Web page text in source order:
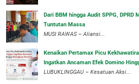
Dari BBM hingga Audit SPPG, DPRD
Tuntutan Massa
MUSI RAWAS – Aliansi...
‎Kenaikan Pertamax Picu
Ingatkan Ancaman Efek Domino
‎LUBUKLINGGAU – Kesatuan Aksi...